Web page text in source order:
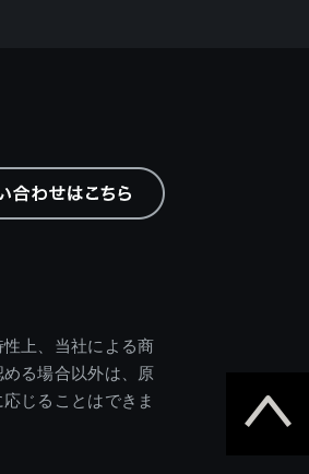
上、当社による商
る場合以外は、原
じることはできま